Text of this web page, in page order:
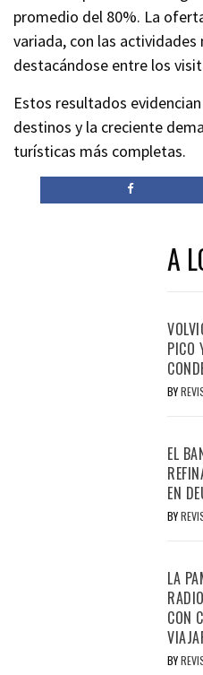
promedio del 80%. La
variada, con las
destacándose entre los
Estos resultados
destinos y la creciente
turísticas más completas.
A
PICO
BY
EL
EN
BY
LA
CON
BY